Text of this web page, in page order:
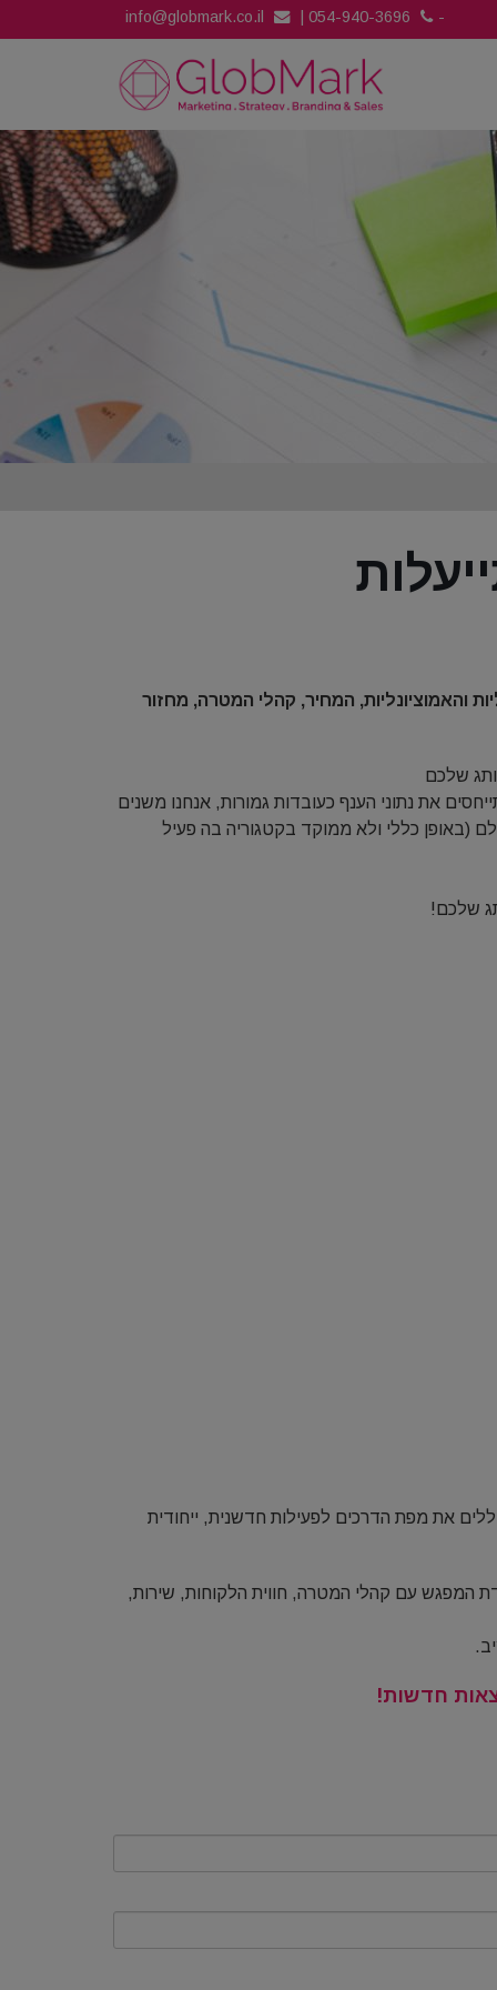
-
info@globmark.co.il 054-940-3696
והאמוציונליות, המחיר, קהלי המטרה, מחזור
שלכם
את נתוני הענף כעובדות גמורות, אנחנו משנים
(באופן כללי ולא ממוקד בקטגוריה בה פעיל
שלכם!
את מפת הדרכים לפעילות חדשנית, ייחודית
המפגש עם קהלי המטרה, חווית הלקוחות, שירות,
חדשות!